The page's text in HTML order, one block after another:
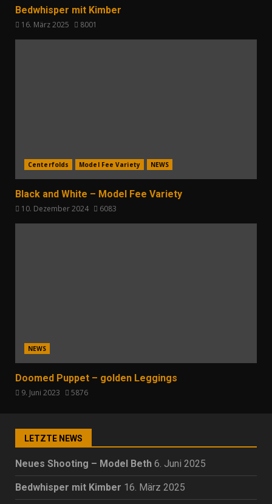
Bedwhisper mit Kimber
16. März 2025 8001
Centerfolds Model Fee Variety NEWS
Black and White – Model Fee Variety
10. Dezember 2024 6083
NEWS
Doomed Puppet – golden Leggings
9. Juni 2023 5876
LETZTE NEWS
Neues Shooting – Model Beth 6. Juni 2025
Bedwhisper mit Kimber 16. März 2025